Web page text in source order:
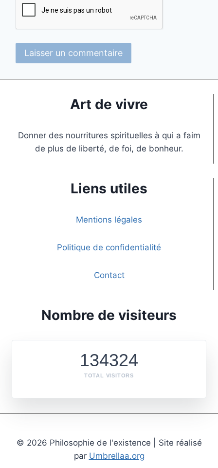
Art de vivre
Donner des nourritures spirituelles à qui a faim
de plus de liberté, de foi, de bonheur.
Liens utiles
Mentions légales
Politique de confidentialité
Contact
Nombre de visiteurs
134324
TOTAL VISITORS
© 2026 Philosophie de l'existence | Site réalisé
par Umbrellaa.org